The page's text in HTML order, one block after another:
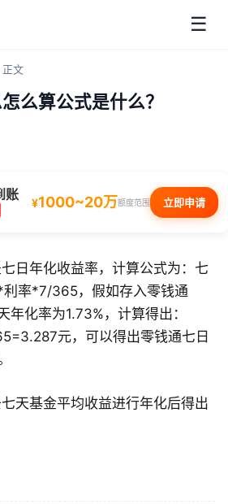
☰
正文
么算公式是什么？
账 ¥1000~20万额度范围 立即申请
日年化收益率，计算公式为：七
利率*7/365，假如存入零钱通
化率为1.73%，计算得出：
元，可以得出零钱通七日
天基金平均收益进行年化后得出